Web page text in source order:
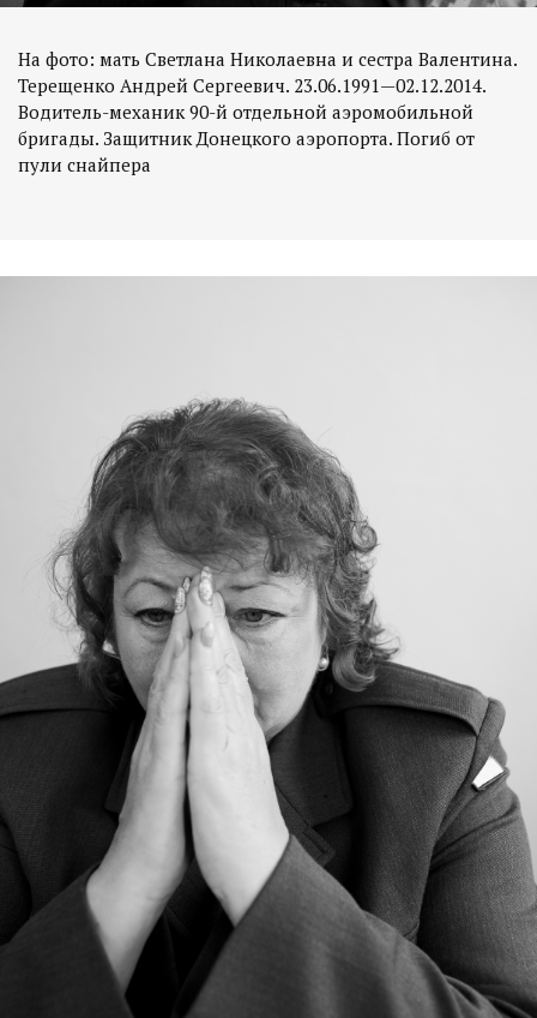
На фото: мать Светлана Николаевна и сестра Валентина.
Терещенко Андрей Сергеевич. 23.06.1991—02.12.2014.
Водитель-механик 90-й отдельной аэромобильной
бригады. Защитник Донецкого аэропорта. Погиб от
пули снайпера